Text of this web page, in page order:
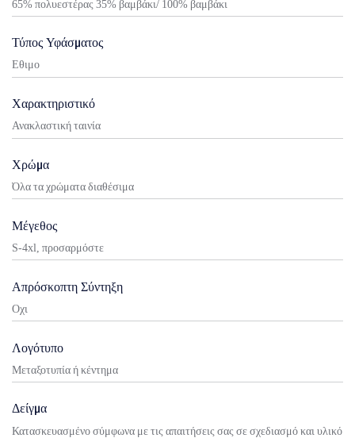
65% πολυεστέρας 35% βαμβάκι/ 100% βαμβάκι
Τύπος Υφάσματος
Εθιμο
Χαρακτηριστικό
Ανακλαστική ταινία
Χρώμα
Όλα τα χρώματα διαθέσιμα
Μέγεθος
S-4xl, προσαρμόστε
Απρόσκοπτη Σύντηξη
Οχι
Λογότυπο
Μεταξοτυπία ή κέντημα
Δείγμα
Κατασκευασμένο σύμφωνα με τις απαιτήσεις σας σε σχεδιασμό και υλικό